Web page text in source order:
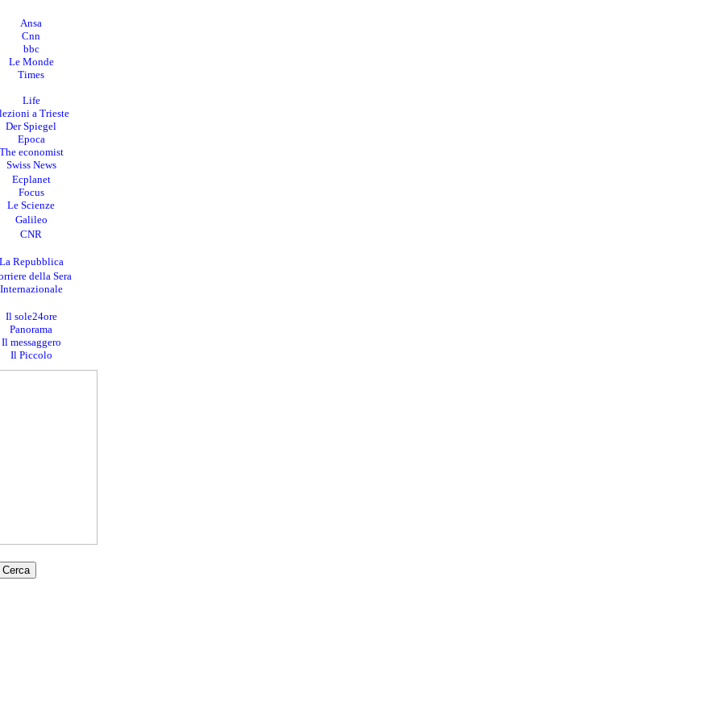
Ansa
Cnn
bbc
Le Monde
Times
Life
a Trieste
Der Spiegel
Epoca
economist
Swiss News
Ecplanet
Focus
Le Scienze
Galileo
CNR
Repubblica
della Sera
Internazionale
Il sole24ore
Panorama
Il messaggero
Il Piccolo